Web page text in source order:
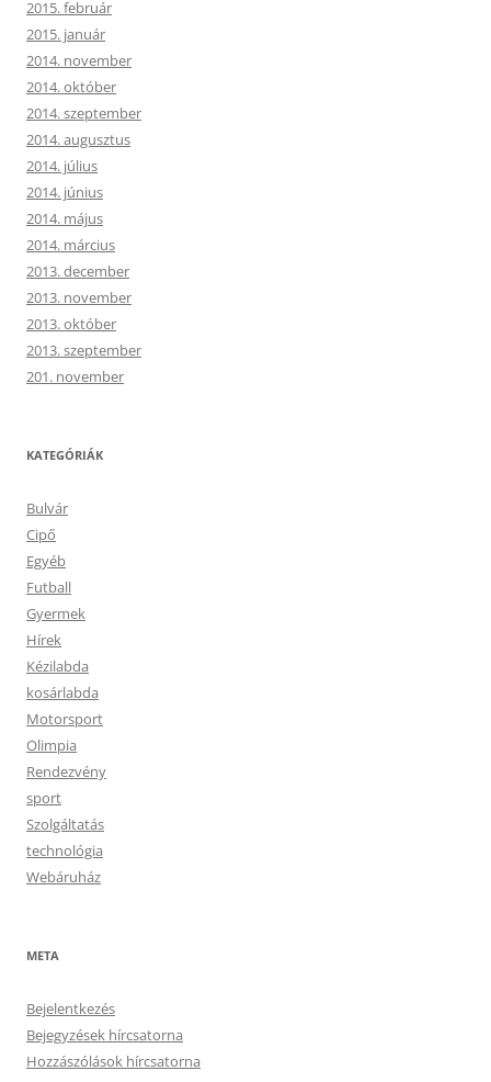
2015. február
2015. január
2014. november
2014. október
2014. szeptember
2014. augusztus
2014. július
2014. június
2014. május
2014. március
2013. december
2013. november
2013. október
2013. szeptember
201. november
KATEGÓRIÁK
Bulvár
Cipő
Egyéb
Futball
Gyermek
Hírek
Kézilabda
kosárlabda
Motorsport
Olimpia
Rendezvény
sport
Szolgáltatás
technológia
Webáruház
META
Bejelentkezés
Bejegyzések hírcsatorna
Hozzászólások hírcsatorna